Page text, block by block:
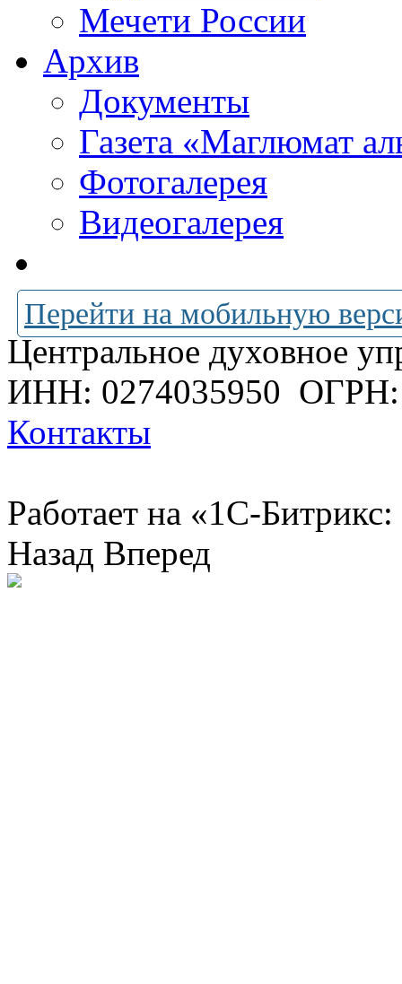
Мечети России
Архив
Документы
Газета «Маглюмат
Фотогалерея
Видеогалерея
Перейти на мобильную
Центральное духовное
ИНН: 0274035950 ОГРН:
Контакты
Работает на «1С-
Назад Вперед